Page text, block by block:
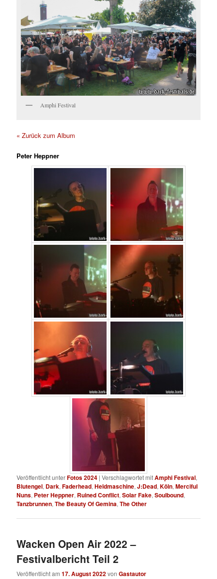
Amphi Festival
« Zurück zum Album
Peter Heppner
Veröffentlicht unterFotos 2024 |Verschlagwortet mitAmphi Festival,
Blutengel, Dark,Faderhead,Heldmaschine,J:Dead,Köln,Merciful
Nuns, Peter Heppner, Ruined Conflict,Solar Fake,Soulbound,
Tanzbrunnen,The Beauty Of Gemina,The Other
Wacken Open Air 2022 –
Festivalbericht Teil 2
Veröffentlicht am17. August 2022vonGastautor